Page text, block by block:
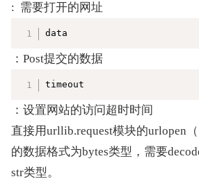
:  需要打开的网址
data
：Post提交的数据
timeout
：设置网站的访问超时时间
直接用urllib.request模块的urlopen
的数据格式为bytes类型，需要
str类型。